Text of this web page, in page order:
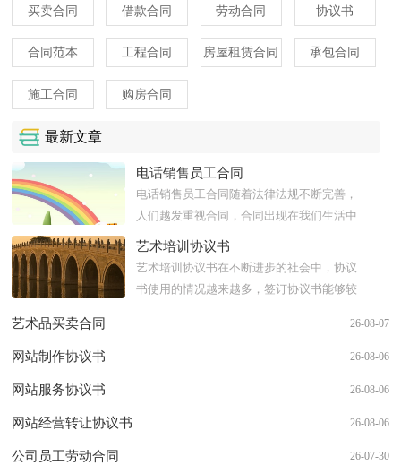
买卖合同 借款合同 劳动合同 协议书
合同范本 工程合同 房屋租赁合同 承包合同
施工合同 购房合同
最新文章
电话销售员工合同
电话销售员工合同随着法律法规不断完善，
人们越发重视合同，合同出现在我们生活中
的次数越来越多，合同是对双方的保障又是
一种约束。那么一般合同...
艺术培训协议书
艺术培训协议书在不断进步的社会中，协议
书使用的情况越来越多，签订协议书能够较
26-08-07
艺术品买卖合同
26-08-06
网站制作协议书
26-08-06
网站服务协议书
26-08-06
网站经营转让协议书
26-07-30
公司员工劳动合同